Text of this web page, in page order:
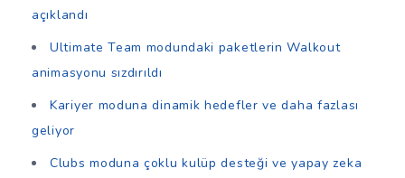
açıklandı
Ultimate Team modundaki paketlerin Walkout
animasyonu sızdırıldı
Kariyer moduna dinamik hedefler ve daha fazlası
geliyor
Clubs moduna çoklu kulüp desteği ve yapay zeka